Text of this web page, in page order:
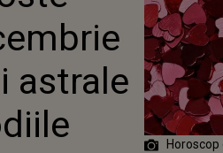
astrale